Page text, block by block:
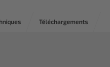
Téléchargements